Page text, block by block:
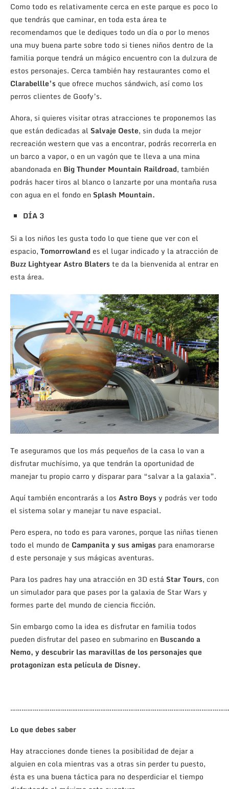
Como todo es relativamente cerca en este parque es poco lo
que tendrás que caminar, en toda esta área te
recomendamos que le dediques todo un día o por lo menos
una muy buena parte sobre todo si tienes niños dentro de la
familia porque tendrá un mágico encuentro con la dulzura de
estos personajes. Cerca también hay restaurantes como el
Clarabellle’s que ofrece muchos sándwich, así como los
perros clientes de Goofy’s.
Ahora, si quieres visitar otras atracciones te proponemos las
que están dedicadas al Salvaje Oeste, sin duda la mejor
recreación western que vas a encontrar, podrás recorrerla en
un barco a vapor, o en un vagón que te lleva a una mina
abandonada en Big Thunder Mountain Raildroad, también
podrás hacer tiros al blanco o lanzarte por una montaña rusa
con agua en el fondo en Splash Mountain.
DÍA 3
Si a los niños les gusta todo lo que tiene que ver con el
espacio, Tomorrowland es el lugar indicado y la atracción de
Buzz Lightyear Astro Blaterste da la bienvenida al entrar en
esta área.
Te aseguramos que los más pequeños de la casa lo van a
disfrutar muchísimo, ya que tendrán la oportunidad de
manejar tu propio carro y disparar para “salvar a la galaxia”.
Aquí también encontrarás a los Astro Boysy podrás ver todo
el sistema solar y manejar tu nave espacial.
Pero espera, no todo es para varones, porque las niñas tienen
todo el mundo de Campanita y sus amigas para enamorarse
d este personaje y sus mágicas aventuras.
Para los padres hay una atracción en 3D está Star Tours, con
un simulador para que pases por la galaxia de Star Wars y
formes parte del mundo de ciencia ficción.
Sin embargo como la idea es disfrutar en familia todos
pueden disfrutar del paseo en submarino en Buscando a
Nemo, y descubrir las maravillas de los personajes que
protagonizan esta película de Disney.
Lo que debes saber
Hay atracciones donde tienes la posibilidad de dejar a
alguien en cola mientras vas a otras sin perder tu puesto,
ésta es una buena táctica para no desperdiciar el tiempo